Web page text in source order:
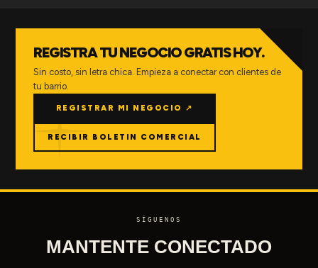
REGISTRA TU NEGOCIO GRATIS HOY.
Sin costo, sin letra chica. Empieza a conectar con clientes de
tu barrio.
REGISTRAR MI NEGOCIO ↗
RECIBIR BOLETIN COMERCIAL
SÍGUENOS
MANTENTE CONECTADO